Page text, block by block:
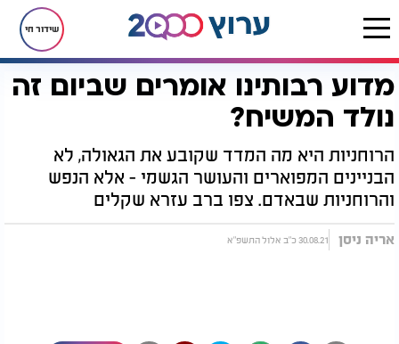
שידור חי
דף הבית יהדות
מדוע רבותינו אומרים שביום זה
נולד המשיח?
הרוחניות היא מה המדד שקובע את הגאולה, לא
הבניינים המפוארים והעושר הגשמי - אלא הנפש
והרוחניות שבאדם. צפו ברב עזרא שקלים
אריה ניסן 30.08.21 כ"ב אלול התשפ"א